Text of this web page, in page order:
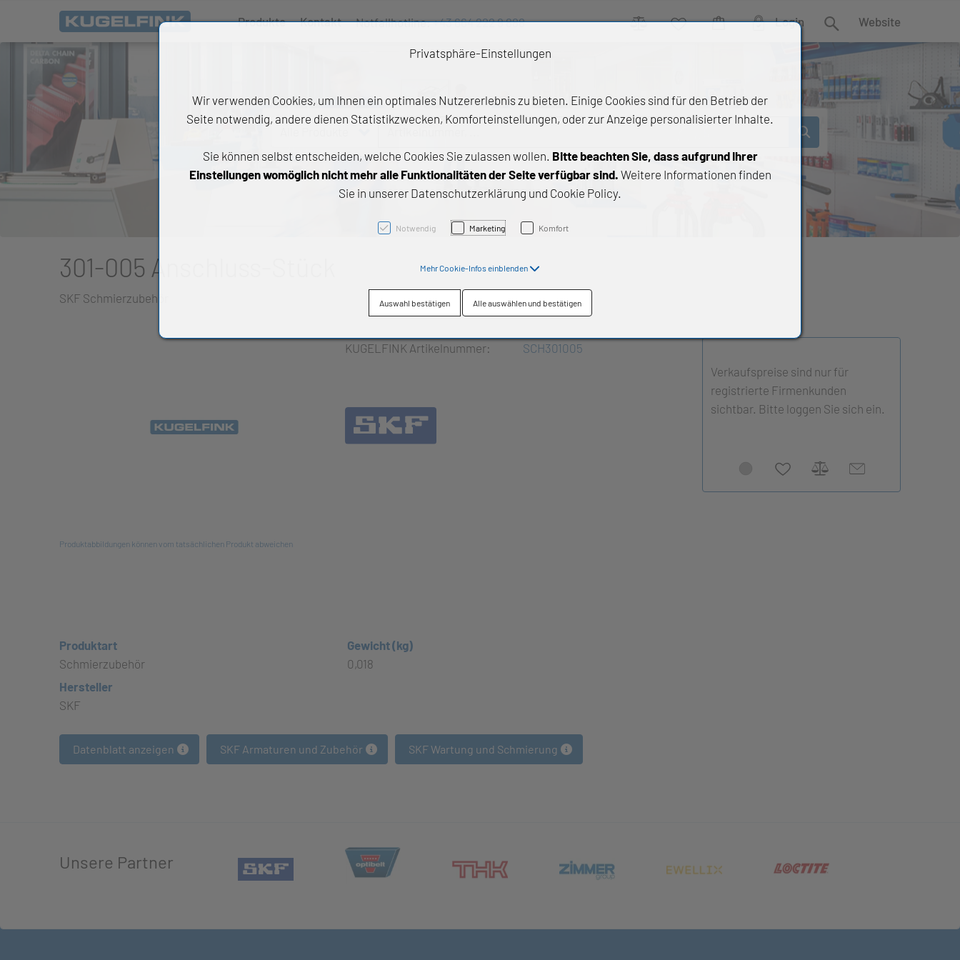
Produkte Kontakt Notfallhotline:+43 664 222 9 888 VergleichWunschlisteWarenkorb Login Suche Website
Alle Produkte
Wälz- und Gleitlager
Antriebstechnik
Chemische Produkte
Alle Produkte
301-005 Anschluss-Stück
SKF Schmierzubehör
Produktabbildungen können vom tatsächlichen Produkt abweichen
KUGELFINK Artikelnummer:
SCH301005
Verkaufspreise sind nur für
registrierte Firmenkunden
sichtbar. Bitte loggen Sie sich ein.
Produktart
Schmierzubehör
Gewicht (kg)
0,018
Hersteller
SKF
Datenblatt anzeigen SKF Armaturen und Zubehör SKF Wartung und Schmierung
Unsere Partner (öffnet in neuem Tab)
(öffnet in neuem Tab)(öffnet in neuem Tab)(öffnet in neuem Tab)(öffnet in neuem Tab)
Privatsphäre-Einstellungen
Wir verwenden Cookies, um Ihnen ein optimales Nutzererlebnis zu bieten. Einige Cookies sind für den Betrieb der
Seite notwendig, andere dienen Statistikzwecken, Komforteinstellungen, oder zur Anzeige personalisierter Inhalte.
Sie können selbst entscheiden, welche Cookies Sie zulassen wollen. Bitte beachten Sie, dass aufgrund Ihrer
Einstellungen womöglich nicht mehr alle Funktionalitäten der Seite verfügbar sind. Weitere Informationen finden
Sie in unserer Datenschutzerklärung und Cookie Policy.
Notwendig Marketing Komfort
Mehr Cookie-Infos einblenden
Auswahl bestätigen Alle auswählen und bestätigen